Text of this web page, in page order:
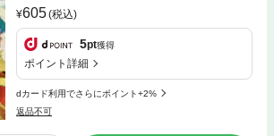
605(税込)
5pt獲得
ポイント詳細
dカード利用でさらにポイント+2%
返品不可